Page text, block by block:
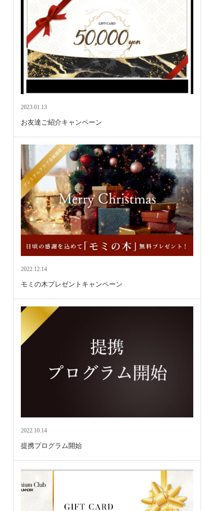
2023.01.13
お友達ご紹介キャンペーン
2022.12.14
モミの木プレゼントキャンペーン
2022.10.14
提携プログラム開始